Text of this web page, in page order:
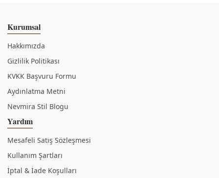
Kurumsal
Hakkımızda
Gizlilik Politikası
KVKK Başvuru Formu
Aydınlatma Metni
Nevmira Stil Blogu
Yardım
Mesafeli Satış Sözleşmesi
Kullanım Şartları
İptal & İade Koşulları